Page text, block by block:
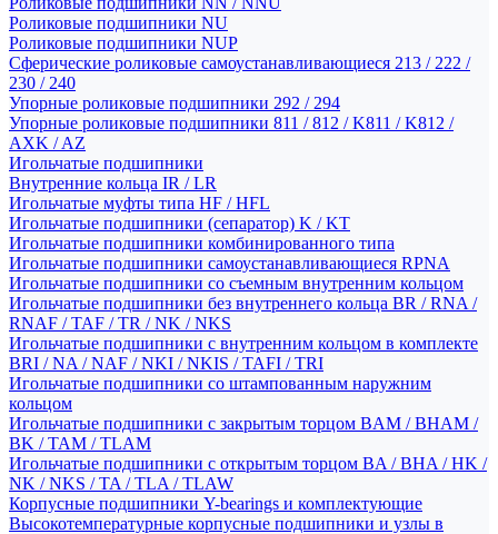
Роликовые подшипники NU
Роликовые подшипники NUP
Сферические роликовые самоустанавливающиеся 213 / 222 /
230 / 240
Упорные роликовые подшипники 292 / 294
Упорные роликовые подшипники 811 / 812 / K811 / K812 /
AXK / AZ
Игольчатые подшипники
Внутренние кольца IR / LR
Игольчатые муфты типа HF / HFL
Игольчатые подшипники (сепаратор) K / KT
Игольчатые подшипники комбинированного типа
Игольчатые подшипники самоустанавливающиеся RPNA
Игольчатые подшипники со съемным внутренним кольцом
Игольчатые подшипники без внутреннего кольца BR / RNA /
RNAF / TAF / TR / NK / NKS
Игольчатые подшипники с внутренним кольцом в комплекте
BRI / NA / NAF / NKI / NKIS / TAFI / TRI
Игольчатые подшипники со штампованным наружним
кольцом
Игольчатые подшипники с закрытым торцом BAM / BHAM /
BK / TAM / TLAM
Игольчатые подшипники с открытым торцом BA / BHA / HK /
NK / NKS / TA / TLA / TLAW
Корпусные подшипники Y-bearings и комплектующие
Высокотемпературные корпусные подшипники и узлы в